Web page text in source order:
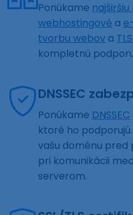
Ponúkame
webhostingové a
tvorbu webov a
kompletnú
DNSSEC
Ponúkame DNSSEC
ktoré ho
vašu doménu
pri komunikácii
serverom.